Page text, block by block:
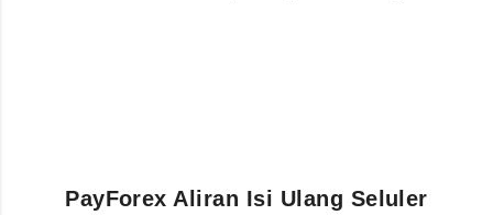
PayForex Aliran Isi Ulang Seluler